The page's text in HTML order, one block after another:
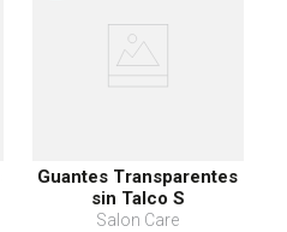
Guantes Transparentes
sin Talco S
Salon Care